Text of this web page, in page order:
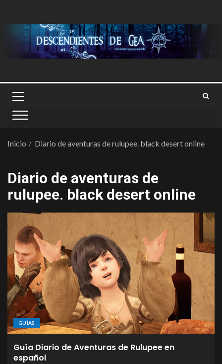
Inicio Diario de aventuras de rulupee. black desert online
Diario de aventuras de
rulupee. black desert online
GUÍAS
Guía Diario de Aventuras de Rulupee en
español